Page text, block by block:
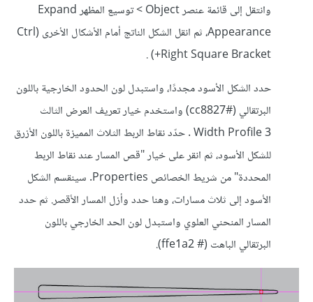
وانتقل إلى قائمة عنصر Object > توسيع المظهر Expand
Appearance، ثم انقل الشكل الناتج أمام الأشكال الأخرى (Ctrl
+Right Square Bracket) .
حدد الشكل الأسود مجددًا، واستبدل لون الحدود الخارجية باللون
البرتقالي (#cc8827) واستخدم خيار تعريف العرض الثالث
Width Profile 3 . حدّد نقاط الربط الثلاث المميزة باللون الأزرق
للشكل الأسود، ثم انقر على خيار "قص المسار عند نقاط الربط
المحددة" من شريط الخصائص Properties. سينقسم الشكل
الأسود إلى ثلاث مسارات، وهنا حدد وأزل المسار الأقصر. ثم حدد
المسار المنحني العلوي واستبدل لون الحد الخارجي باللون
البرتقالي الباهت (# ffe1a2).